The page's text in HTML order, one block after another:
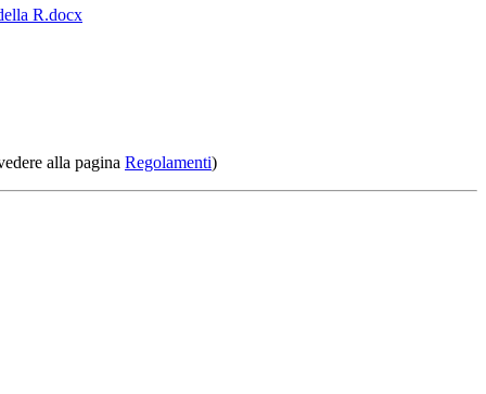
R.docx
alla pagina Regolamenti)